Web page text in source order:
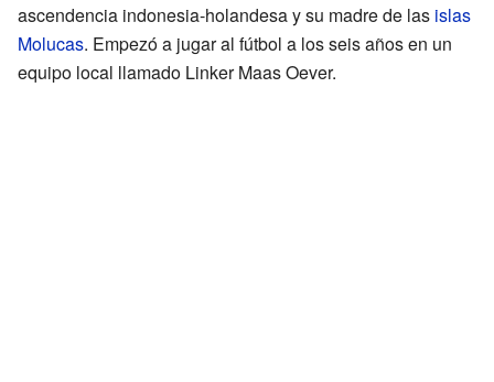
ascendencia indonesia-holandesa y su madre de las islas
Molucas. Empezó a jugar al fútbol a los seis años en un
equipo local llamado Linker Maas Oever.